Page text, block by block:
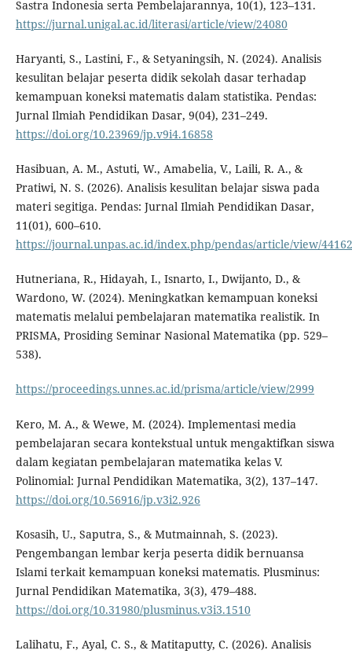
Sastra Indonesia serta Pembelajarannya, 10(1), 123–131.
https://jurnal.unigal.ac.id/literasi/article/view/24080
Haryanti, S., Lastini, F., & Setyaningsih, N. (2024). Analisis
kesulitan belajar peserta didik sekolah dasar terhadap
kemampuan koneksi matematis dalam statistika. Pendas:
Jurnal Ilmiah Pendidikan Dasar, 9(04), 231–249.
https://doi.org/10.23969/jp.v9i4.16858
Hasibuan, A. M., Astuti, W., Amabelia, V., Laili, R. A., &
Pratiwi, N. S. (2026). Analisis kesulitan belajar siswa pada
materi segitiga. Pendas: Jurnal Ilmiah Pendidikan Dasar,
11(01), 600–610.
https://journal.unpas.ac.id/index.php/pendas/article/view/44162
Hutneriana, R., Hidayah, I., Isnarto, I., Dwijanto, D., &
Wardono, W. (2024). Meningkatkan kemampuan koneksi
matematis melalui pembelajaran matematika realistik. In
PRISMA, Prosiding Seminar Nasional Matematika (pp. 529–
538).
https://proceedings.unnes.ac.id/prisma/article/view/2999
Kero, M. A., & Wewe, M. (2024). Implementasi media
pembelajaran secara kontekstual untuk mengaktifkan siswa
dalam kegiatan pembelajaran matematika kelas V.
Polinomial: Jurnal Pendidikan Matematika, 3(2), 137–147.
https://doi.org/10.56916/jp.v3i2.926
Kosasih, U., Saputra, S., & Mutmainnah, S. (2023).
Pengembangan lembar kerja peserta didik bernuansa
Islami terkait kemampuan koneksi matematis. Plusminus:
Jurnal Pendidikan Matematika, 3(3), 479–488.
https://doi.org/10.31980/plusminus.v3i3.1510
Lalihatu, F., Ayal, C. S., & Matitaputty, C. (2026). Analisis